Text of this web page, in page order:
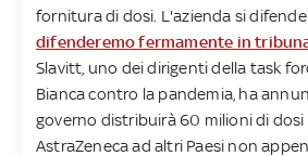
fornitura di dosi. L'azienda si
difenderemo fermamente in
Slavitt, uno dei dirigenti della task
Bianca contro la pandemia, ha
governo distribuirà 60 milioni di dosi
AstraZeneca ad altri Paesi non